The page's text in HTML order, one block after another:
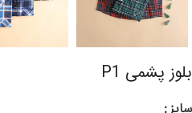
بلوز پشمی P1
سایز